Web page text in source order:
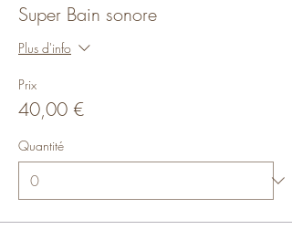
Super Bain sonore
Plus d'info
Prix
40,00 €
Quantité